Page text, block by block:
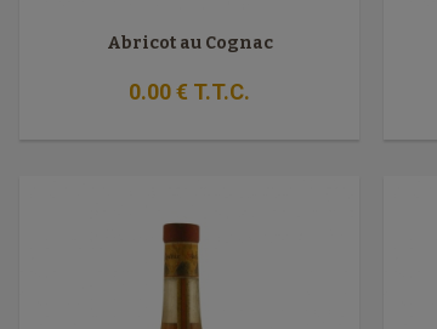
Abricot au Cognac
0.00€ T.T.C.